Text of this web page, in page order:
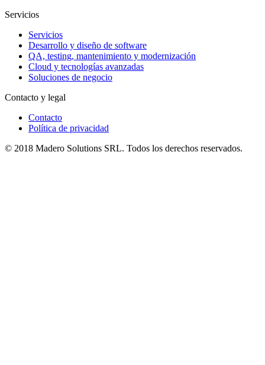
Servicios
Servicios
Desarrollo y diseño de software
QA, testing, mantenimiento y modernización
Cloud y tecnologías avanzadas
Soluciones de negocio
Contacto y legal
Contacto
Política de privacidad
© 2018 Madero Solutions SRL. Todos los derechos reservados.